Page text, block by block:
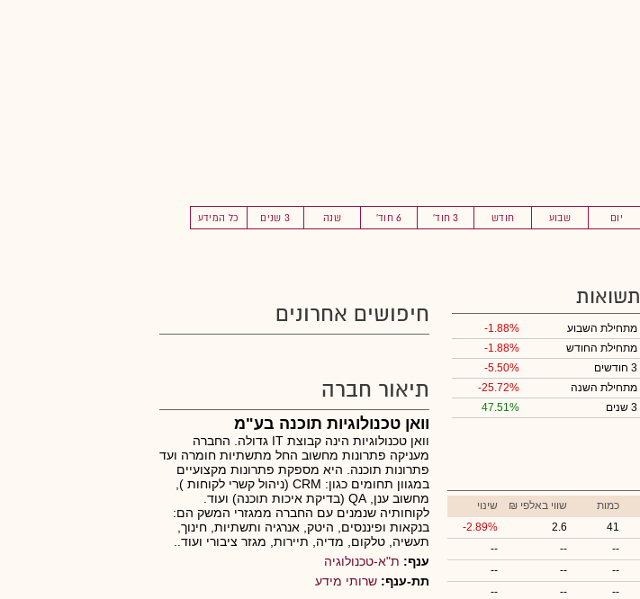
יום שבוע חודש 3 חוד' 6 חוד' שנה 3 שנים כל המידע
תשואות
מתחילת השבוע
-1.88%
מתחילת החודש
-1.88%
3 חודשים
-5.50%
מתחילת השנה
-25.72%
3 שנים
47.51%
כמות ₪ שווי באלפי
שינוי
41
2.6
-2.89%
--
--
--
--
--
--
--
--
--
חיפושים אחרונים
תיאור חברה
וואן טכנולוגיות תוכנה בע"מ
וואן טכנולוגיות הינה קבוצת IT גדולה. החברה
מעניקה פתרונות מחשוב החל מתשתיות חומרה ועד
פתרונות תוכנה. היא מספקת פתרונות מקצועיים
במגוון תחומים כגון: CRM (ניהול קשרי לקוחות ),
מחשוב ענן, QA (בדיקת איכות תוכנה) ועוד.
לקוחותיה שנמנים עם החברה ממגזרי המשק הם:
בנקאות ופיננסים, היטק, אנרגיה ותשתיות, חינוך,
תעשיה, טלקום, מדיה, תיירות, מגזר ציבורי ועוד..
ענף: ת"א-טכנולוגיה
תת-ענף: שרותי מידע